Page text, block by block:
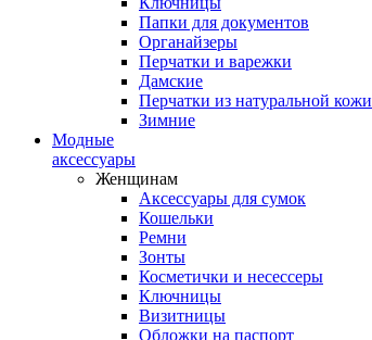
Папки для документов
Органайзеры
Перчатки и варежки
Дамские
Перчатки из натуральной кожи
Зимние
Модные
аксессуары
Женщинам
Аксессуары для сумок
Кошельки
Ремни
Зонты
Косметички и несессеры
Ключницы
Визитницы
Обложки на паспорт